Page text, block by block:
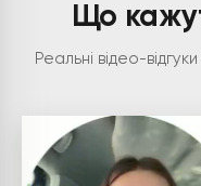
Що
Реальні відео-